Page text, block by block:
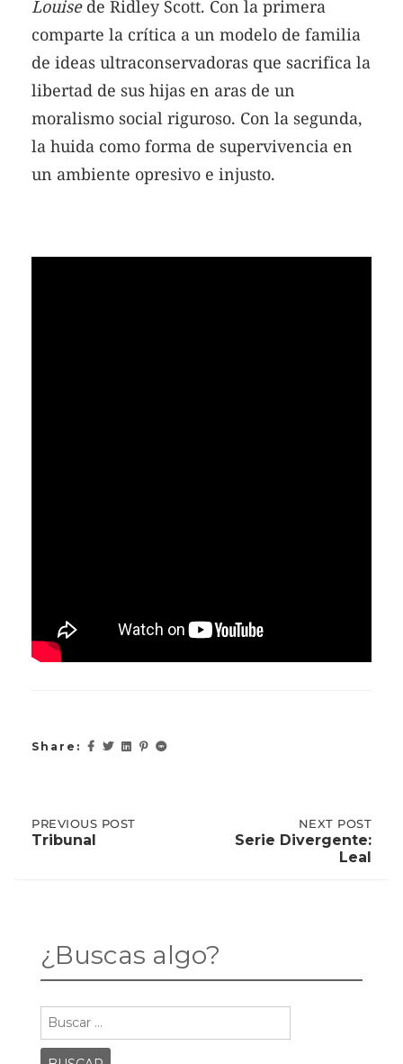
Louisede Ridley Scott. Con la primera
comparte la crítica a un modelo de familia
de ideas ultraconservadoras que sacrifica la
libertad de sus hijas en aras de un
moralismo social riguroso. Con la segunda,
la huida como forma de supervivencia en
un ambiente opresivo e injusto.
Share:
Post
PREVIOUS
POST:
PREVIOUS POST
Tribunal
POST:
NEXT POST
Serie Divergente:
Leal
¿Buscas algo?